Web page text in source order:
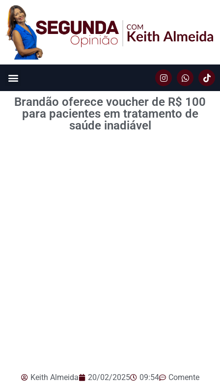
Brandão oferece voucher de R$ 100
para pacientes em tratamento de
saúde inadiável
Keith Almeida 20/02/2025 09:54 Comente